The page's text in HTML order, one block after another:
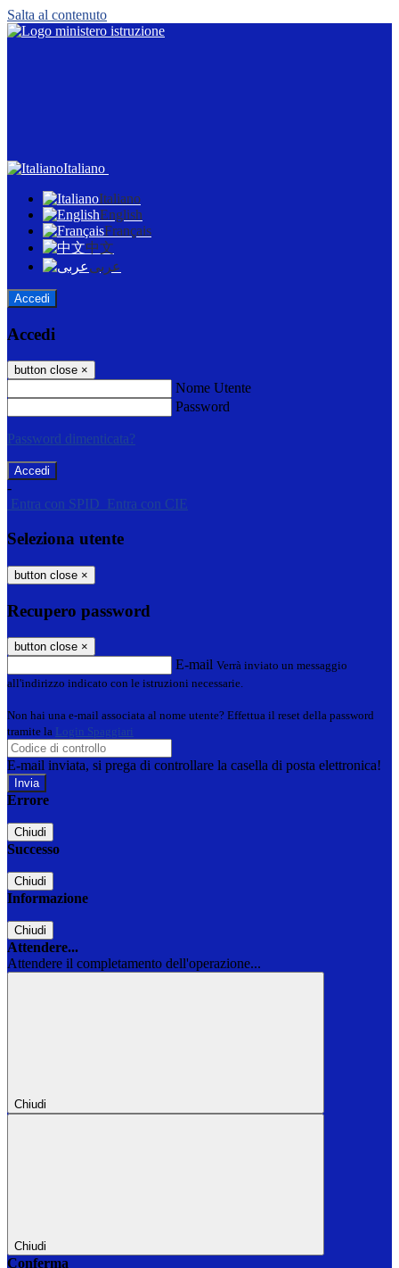
Salta al contenuto
Italiano
Italiano
English
Français
中文
عربى
Accedi
Accedi
button close ×
Nome Utente
Password
Password dimenticata?
-
Entra con SPID
Entra con CIE
Seleziona utente
button close ×
Recupero password
button close ×
E-mail Verrà inviato un messaggio
all'indirizzo indicato con le istruzioni necessarie.
Non hai una e-mail associata al nome utente? Effettua il reset della password
tramite la Login Spaggiari
E-mail inviata, si prega di controllare la casella di posta elettronica!
Errore
Chiudi
Successo
Chiudi
Informazione
Chiudi
Attendere...
Attendere il completamento dell'operazione...
Chiudi
Chiudi
Conferma